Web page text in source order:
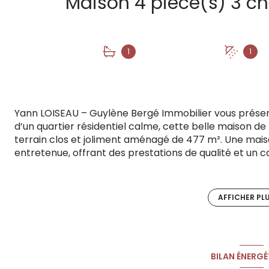
1 1
Yann LOISEAU – Guylène Bergé Immobilier vous
d’un quartier résidentiel calme, cette belle maison
terrain clos et joliment aménagé de 477 m². Une
entretenue, offrant des prestations de qualité et un
de détente à l’abri des regards. La cuisine équipée,
une arrière-cuisine, idéale pour le quotidien. Côté
gamme avec un revêtement silico marbreux,
garage et une place de stationnement complètent
AFFICHER
BILAN